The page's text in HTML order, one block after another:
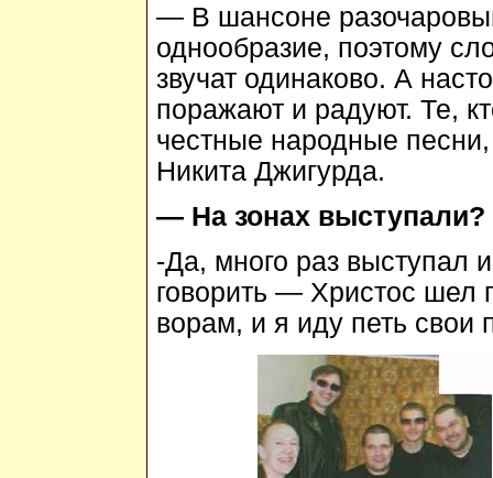
— В шансоне
однообразие, поэтому
звучат одинаково. А
поражают и радуют. Те,
честные народные
Никита Джигурда.
— На зонах выступали?
-Да, много раз выступал
говорить — Христос шел
ворам, и я иду петь свои